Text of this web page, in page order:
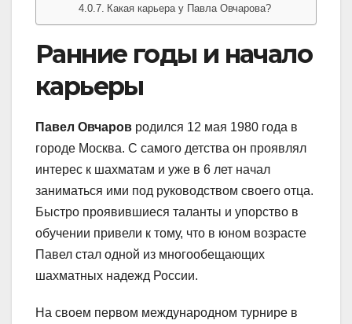
Какая карьера у Павла Овчарова?
Ранние годы и начало
карьеры
Павел Овчаров родился 12 мая 1980 года в
городе Москва. С самого детства он проявлял
интерес к шахматам и уже в 6 лет начал
заниматься ими под руководством своего отца.
Быстро проявившиеся таланты и упорство в
обучении привели к тому, что в юном возрасте
Павел стал одной из многообещающих
шахматных надежд России.
На своем первом международном турнире в